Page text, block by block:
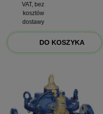
VAT, bez
kosztów
dostawy
DO KOSZYKA